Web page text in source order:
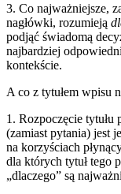
3. Co najważniejsze,
nagłówki, rozumieją
podjąć świadomą
najbardziej
kontekście.
A co z tytułem wpisu
1. Rozpoczęcie tytułu
(zamiast pytania) jest
na korzyściach
dla których tytuł tego
„dlaczego” są